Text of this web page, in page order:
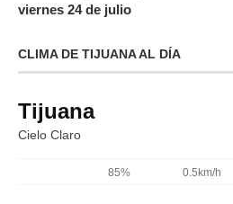
viernes 24 de julio
CLIMA DE TIJUANA AL DÍA
Tijuana
Cielo Claro
85% 0.5km/h